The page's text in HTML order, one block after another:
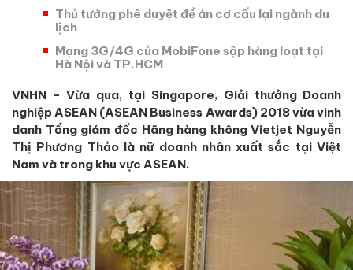
Thủ tướng phê duyệt đề án cơ cấu lại ngành du
lịch
Mạng 3G/4G của MobiFone sập hàng loạt tại
Hà Nội và TP.HCM
VNHN - Vừa qua, tại Singapore, Giải thưởng Doanh
nghiệp ASEAN (ASEAN Business Awards) 2018 vừa vinh
danh Tổng giám đốc Hãng hàng không Vietjet Nguyễn
Thị Phương Thảo là nữ doanh nhân xuất sắc tại Việt
Nam và trong khu vực ASEAN.